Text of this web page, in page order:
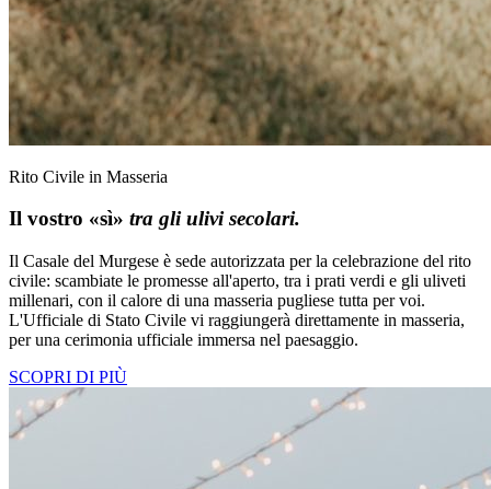
Rito Civile in Masseria
Il vostro «sì» tra gli ulivi secolari.
Il Casale del Murgese è sede autorizzata per la celebrazione del rito
civile: scambiate le promesse all'aperto, tra i prati verdi e gli uliveti
millenari, con il calore di una masseria pugliese tutta per voi.
L'Ufficiale di Stato Civile vi raggiungerà direttamente in masseria,
per una cerimonia ufficiale immersa nel paesaggio.
SCOPRI DI PIÙ